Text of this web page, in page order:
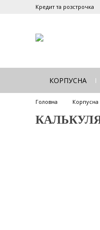
Кредит та розстрочка
КОРПУСНА
Головна Корпусна